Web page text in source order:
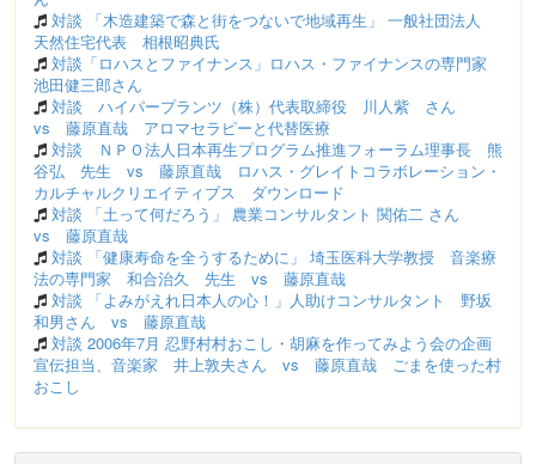
対談 「木造建築で森と街をつないで地域再生」 一般社団法人
天然住宅代表 相根昭典氏
対談「ロハスとファイナンス」ロハス・ファイナンスの専門家
池田健三郎さん
対談 ハイパープランツ（株）代表取締役 川人紫 さん
vs 藤原直哉 アロマセラピーと代替医療
対談 ＮＰＯ法人日本再生プログラム推進フォーラム理事長 熊
谷弘 先生 vs 藤原直哉 ロハス・グレイトコラボレーション・
カルチャルクリエイティブス ダウンロード
対談 「土って何だろう」 農業コンサルタント 関佑二 さん
vs 藤原直哉
対談 「健康寿命を全うするために」 埼玉医科大学教授 音楽療
法の専門家 和合治久 先生 vs 藤原直哉
対談 「よみがえれ日本人の心！」人助けコンサルタント 野坂
和男さん vs 藤原直哉
対談 2006年7月 忍野村村おこし・胡麻を作ってみよう会の企画
宣伝担当、音楽家 井上敦夫さん vs 藤原直哉 ごまを使った村
おこし